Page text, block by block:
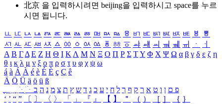
北京 을 입력하시려면 beijing을 입력하시고 space를 누르
시면 됩니다.
ㅥ ㅦ ㅧ ㅨ ㅩ ㅪ ㅫ ㅬ ㅭ ㅮ ㅯ ㅰ ㅱ ㅲ ㅳ ㅴ ㅵ ㅶ ㅷ ㅸ
ㅹ
ㅺ ㅻ ㅼ ㅽ ㅾ ㅿ ㆀ ㆁ ㆂ ㆃ ㆄ ㆅ ㆆ ㆇ ㆈ ㆉ ㆊ ㆋ ㆌ ㆍ
ㆎ
Α Β ΓΔ Ε Ζ Η Θ Ι ΚΛ Μ Ν Ξ Ο Π Ρ Σ ΤΥ Φ Χ Ψ Ω α β γ δ ε ζ η
θ ι κ λ μ ν ξ ο π ρ σ τ υ φ χ ψ ω
á à Á À é è É È ç Ç ê
Ä Ö Ü ä ö ü ß
ִֶֹ ֻּ ׁׂ פ ם ן ו ט א ר ק ף ך ל ח י ע כ ג ד ש ץ ת צ מ נ ה ב
‘ ’ “ ” 〔 〕 〈 〉 「 」 『 』 【 】 ＂ （ ） ［ ］ ｛ ｝